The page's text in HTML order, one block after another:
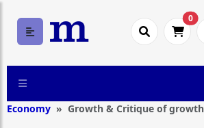
0
Economy Growth & Critique of growth